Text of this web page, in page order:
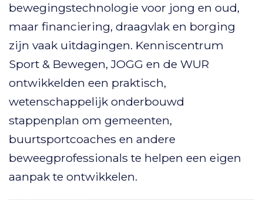
bewegingstechnologie voor jong en oud,
maar financiering, draagvlak en borging
zijn vaak uitdagingen. Kenniscentrum
Sport & Bewegen, JOGG en de WUR
ontwikkelden een praktisch,
wetenschappelijk onderbouwd
stappenplan om gemeenten,
buurtsportcoaches en andere
beweegprofessionals te helpen een eigen
aanpak te ontwikkelen.